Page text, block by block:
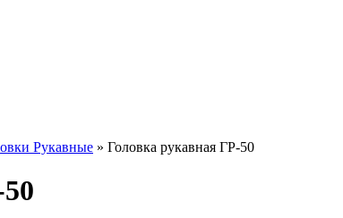
Рукавные » Головка рукавная ГР-50